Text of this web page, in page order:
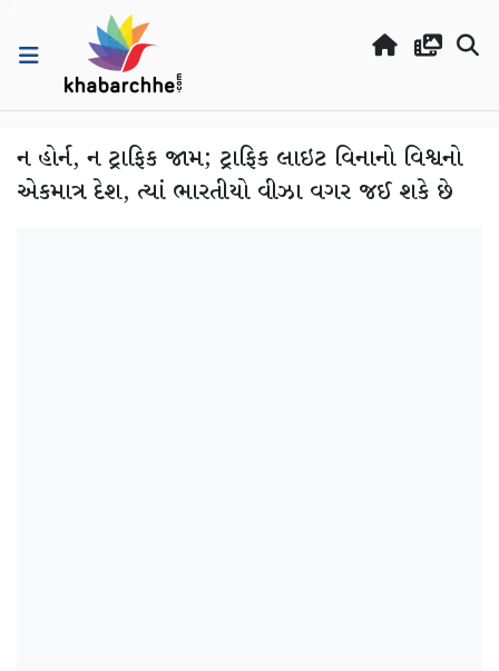
ન હોર્ન, ન ટ્રાફિક જામ; ટ્રાફિક લાઇટ વિનાનો વિશ્વનો
એકમાત્ર દેશ, ત્યાં ભારતીયો વીઝા વગર જઈ શકે છે